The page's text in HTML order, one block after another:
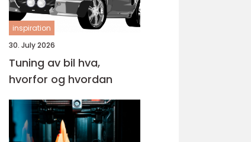
inspiration
30. July 2026
Tuning av bil hva,
hvorfor og hvordan